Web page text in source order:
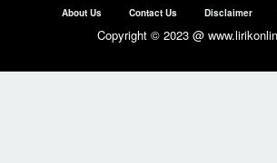
About Us Contact Us Disclaimer
Copyright © 2023 @